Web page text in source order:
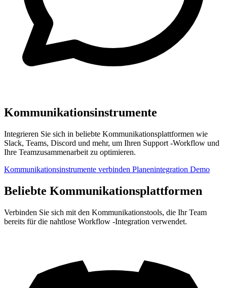
Kommunikationsinstrumente
Integrieren Sie sich in beliebte Kommunikationsplattformen wie
Slack, Teams, Discord und mehr, um Ihren Support -Workflow und
Ihre Teamzusammenarbeit zu optimieren.
Kommunikationsinstrumente verbinden Planenintegration Demo
Beliebte Kommunikationsplattformen
Verbinden Sie sich mit den Kommunikationstools, die Ihr Team
bereits für die nahtlose Workflow -Integration verwendet.